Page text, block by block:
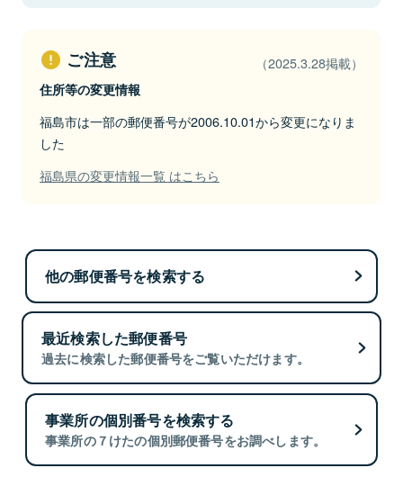
ご注意 （2025.3.28掲載）
住所等の変更情報
福島市は一部の郵便番号が2006.10.01から変更になりま
した
福島県の変更情報一覧 はこちら
他の郵便番号を検索する
最近検索した郵便番号
過去に検索した郵便番号をご覧いただけます。
事業所の個別番号を検索する
事業所の７けたの個別郵便番号をお調べします。